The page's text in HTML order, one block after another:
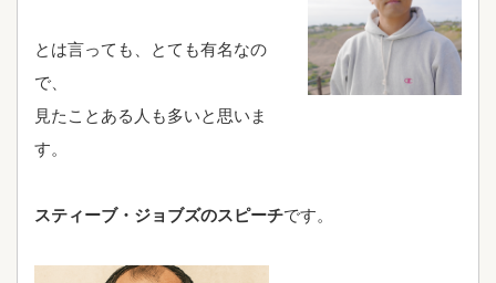
とは言っても、とても有名なの
で、
見たことある人も多いと思いま
す。
スティーブ・ジョブズのスピーチです。